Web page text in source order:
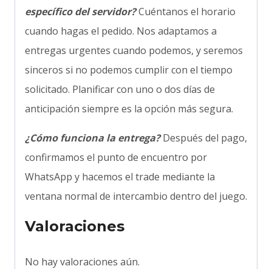
específico del servidor?Cuéntanos el horario
cuando hagas el pedido. Nos adaptamos a
entregas urgentes cuando podemos, y seremos
sinceros si no podemos cumplir con el tiempo
solicitado. Planificar con uno o dos días de
anticipación siempre es la opción más segura.
¿Cómo funciona la entrega?Después del pago,
confirmamos el punto de encuentro por
WhatsApp y hacemos el trade mediante la
ventana normal de intercambio dentro del juego.
Valoraciones
No hay valoraciones aún.